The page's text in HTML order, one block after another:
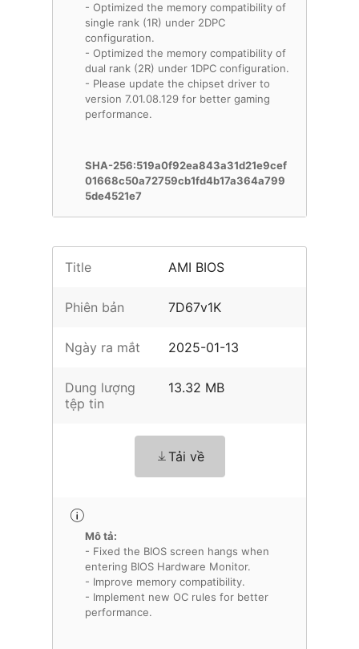
- Optimized the memory compatibility of
single rank (1R) under 2DPC
configuration.
- Optimized the memory compatibility of
dual rank (2R) under 1DPC configuration.
- Please update the chipset driver to
version 7.01.08.129 for better gaming
performance.
SHA-256:519a0f92ea843a31d21e9cef
01668c50a72759cb1fd4b17a364a799
5de4521e7
Title AMI BIOS
Phiên bản 7D67v1K
Ngày ra mắt 2025-01-13
Dung lượng
tệp tin
13.32 MB
Tải về
Mô tả:
- Fixed the BIOS screen hangs when
entering BIOS Hardware Monitor.
- Improve memory compatibility.
- Implement new OC rules for better
performance.